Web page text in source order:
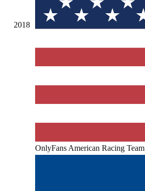
2018
OnlyFans American Racing Team